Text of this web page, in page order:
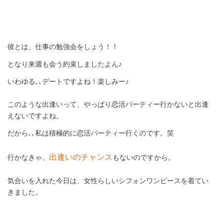
彼とは、仕事の勉強会をしょう！！
となり来週も会う約束しましたよん♪
いわゆる､､デートですよね！楽しみー♪
このような出逢いって、やっぱり恋活パーティー行かないと出逢
えないですよね。
だから､､私は積極的に恋活パーティー行くのです。笑
行かなきゃ、 出逢いのチャンス もないのですから。
気合いを入れた今日は、女性らしいシフォンワンピースを着てい
きました。